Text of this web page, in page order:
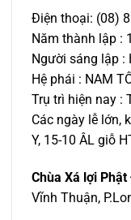
Điện thoại: (08)
Năm thành lập :
Người sáng lập :
Hệ phái : NAM
Trụ trì hiện nay :
Các ngày lễ lớn,
Y, 15-10 ÂL giỗ
Chùa Xá lợi
Vĩnh Thuận,